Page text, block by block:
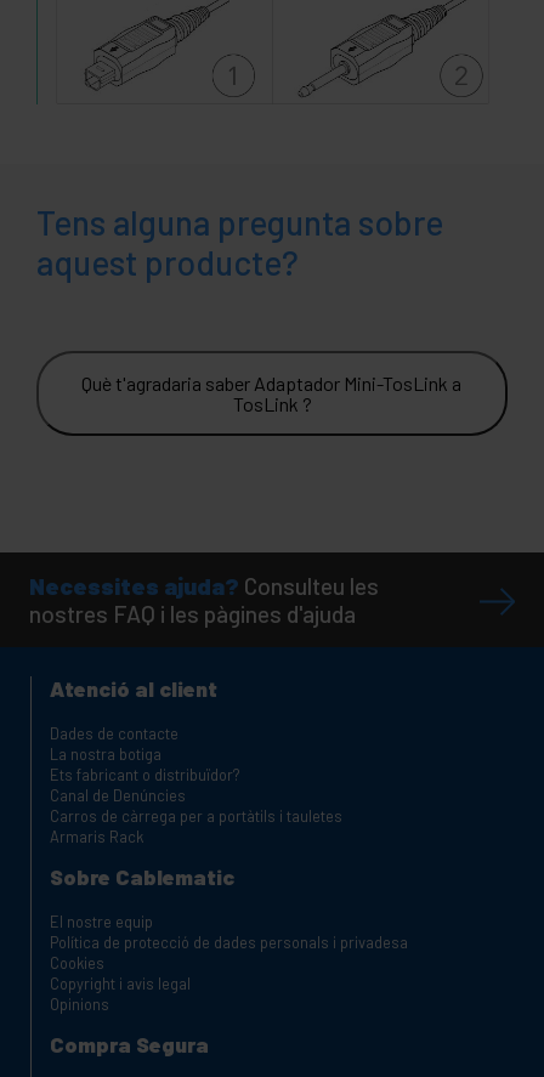
Tens alguna pregunta sobre
aquest producte?
Què t'agradaria saber Adaptador Mini-TosLink a
TosLink ?
Necessites ajuda? Consulteu les
nostres FAQ i les pàgines d'ajuda
Atenció al client
Dades de contacte
La nostra botiga
Ets fabricant o distribuïdor?
Canal de Denúncies
Carros de càrrega per a portàtils i tauletes
Armaris Rack
Sobre Cablematic
El nostre equip
Política de protecció de dades personals i privadesa
Cookies
Copyright i avis legal
Opinions
Compra Segura